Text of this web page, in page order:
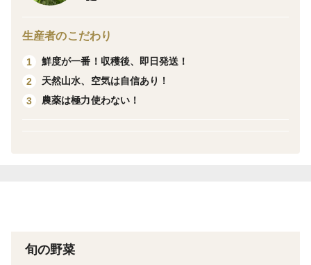
あまり伸びないとの事)
富山県は南砺市の山奥(旧 利賀村)で栽培中のみょうがで
す。※ネットで『利賀村』と検索してみてください♪
山奥の村ですが天然の山水、澄んだ空気の中でのびのび
とみょうがが育っております。
するので日付指定は出来ませんのでご了承ください。
生産者のこだわり
1
鮮度が一番！収穫後、即日発送！
2
天然山水、空気は自信あり！
3
農薬は極力使わない！
旬の野菜